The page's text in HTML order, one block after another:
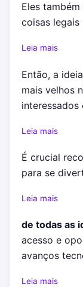
Eles
coisas
Leia mais
Então, a
mais velhos
interessados
Leia mais
É crucial
para se
Leia mais
de todas as
acesso e
avanços
Leia mais